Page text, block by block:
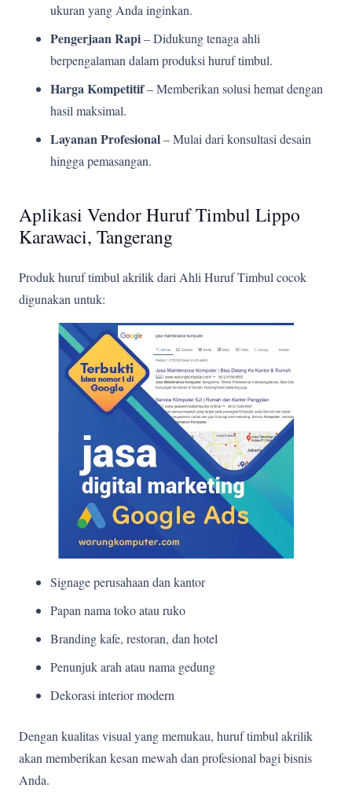
ukuran yang Anda inginkan.
Pengerjaan Rapi– Didukung tenaga ahli
berpengalaman dalam produksi huruf timbul.
Harga Kompetitif– Memberikan solusi hemat dengan
hasil maksimal.
Layanan Profesional– Mulai dari konsultasi desain
hingga pemasangan.
Aplikasi Vendor Huruf Timbul Lippo
Karawaci, Tangerang
Produk huruf timbul akrilik dari Ahli Huruf Timbul cocok
digunakan untuk:
Signage perusahaan dan kantor
Papan nama toko atau ruko
Branding kafe, restoran, dan hotel
Penunjuk arah atau nama gedung
Dekorasi interior modern
Dengan kualitas visual yang memukau, huruf timbul akrilik
akan memberikan kesan mewah dan profesional bagi bisnis
Anda.